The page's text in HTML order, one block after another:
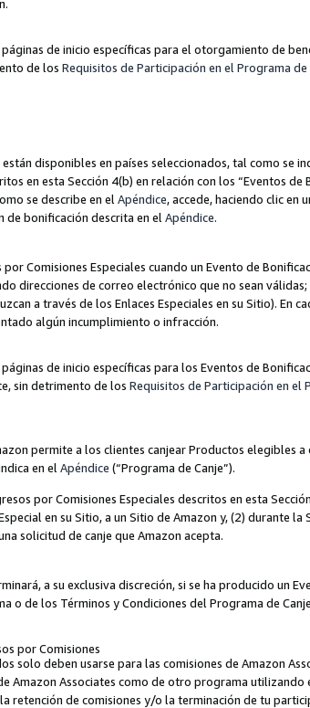
páginas de inicio específicas para el otorgamiento de
de los Requisitos de Participación en el Programa
disponibles en países seleccionados, tal como se
en esta Sección 4(b) en relación con los “Eventos
se describe en el Apéndice, accede, haciendo clic en
de bonificación descrita en el Apéndice.
por Comisiones Especiales cuando un Evento de
direcciones de correo electrónico que no sean
a través de los Enlaces Especiales en su Sitio). En
algún incumplimiento o infracción.
páginas de inicio específicas para los Eventos de
sin detrimento de los Requisitos de Participación en el
permite a los clientes canjear Productos elegibles
en el Apéndice (“Programa de Canje”).
por Comisiones Especiales descritos en esta
en su Sitio, a un Sitio de Amazon y, (2) durante
solicitud de canje que Amazon acepta.
a su exclusiva discreción, si se ha producido un
o de los Términos y Condiciones del Programa de
por Comisiones
solo deben usarse para las comisiones de Amazon
Amazon Associates como de otro programa
retención de comisiones y/o la terminación de tu